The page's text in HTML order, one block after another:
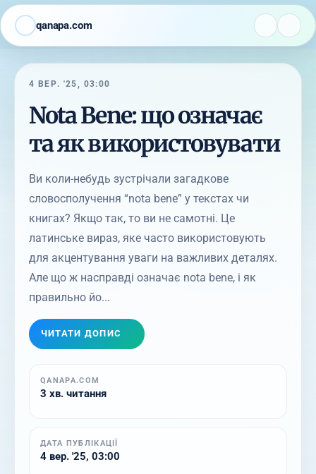
qanapa.com
4 ВЕР. '25, 03:00
Nota Bene: що означає
та як використовувати
Ви коли-небудь зустрічали загадкове
словосполучення “nota bene” у текстах чи
книгах? Якщо так, то ви не самотні. Це
латинське вираз, яке часто використовують
для акцентування уваги на важливих деталях.
Але що ж насправді означає nota bene, і як
правильно йо...
ЧИТАТИ ДОПИС
QANAPA.COM
3 хв. читання
ДАТА ПУБЛІКАЦІЇ
4 вер. '25, 03:00